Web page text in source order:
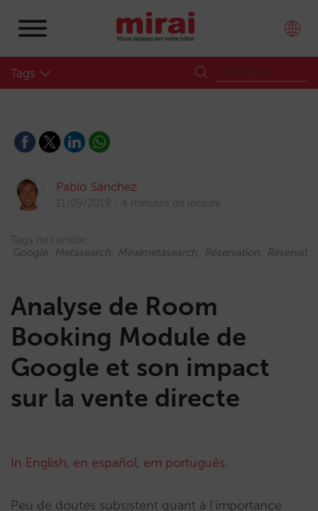
Tags
Pablo Sánchez
11/09/2019 4 minutes de lecture
Tags de l'article:
Google
Metasearch Miraimetasearch Réservation
Analyse de Room
Booking Module de
Google et son impact
sur la vente directe
In English, en español, em português.
Peu de doutes subsistent quant à l’importance